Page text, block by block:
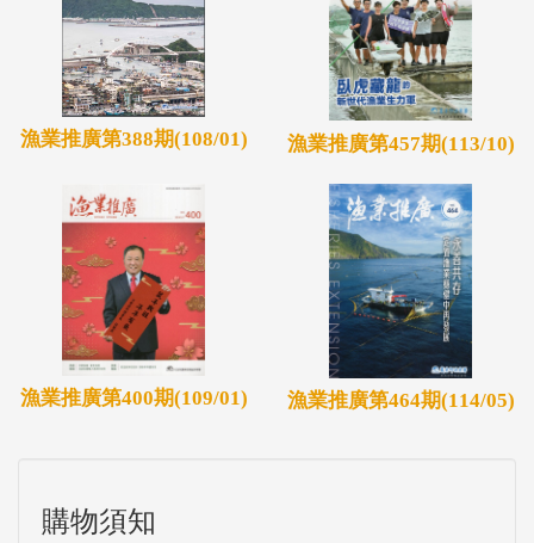
漁業推廣第388期(108/01) 漁業推廣第457期(113/10)
漁業推廣第400期(109/01) 漁業推廣第464期(114/05)
購物須知